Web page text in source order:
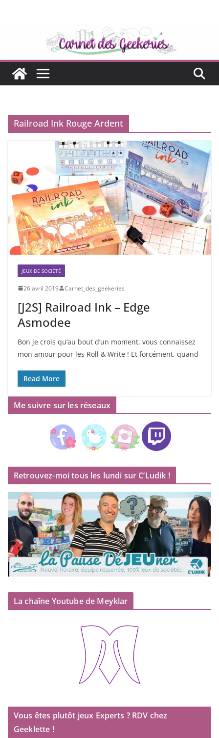
Railroad Ink Rouge Ardent
JEUX DE SOCIÉTÉ
26 avril 2019 Carnet_des_geekeries
[J2S] Railroad Ink – Edge
Asmodee
Bon je crois qu’au bout d’un moment, vous connaissez
mon amour pour les Roll & Write ! Et forcément, quand
Read More
Me suivre sur les réseaux
Retrouvez-moi tous les lundi sur C’Ludik !
La chaîne Youtube de Meyklar
Vous êtes plutôt jeux Experts ? RDV chez
Geeklette !